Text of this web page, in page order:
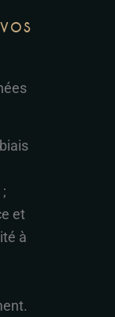
et
à